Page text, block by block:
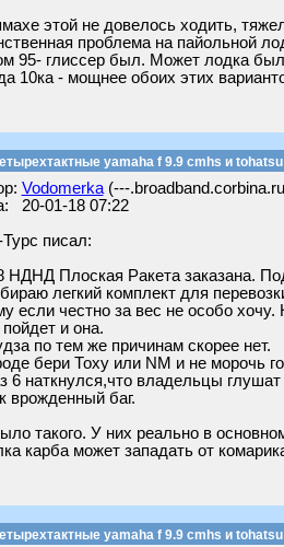
этой не довелось ходить,
проблема на пайольной
95- глиссер был. Может лодка
10ка - мощнее обоих этих
yamaha f 9.9 cmhs и
Vodomerka(---
20-01-18 07:22
писал:
НДНД Плоская Ракета заказана.
легкий комплект для
если честно за вес не особо
пойдет и она.
по тем же причинам скорее нет.
бери Тоху или NM и не морочь
6 наткнулся,что владельцы
врожденный баг.
такого. У них реально в
карба может западать от
yamaha f 9.9 cmhs и